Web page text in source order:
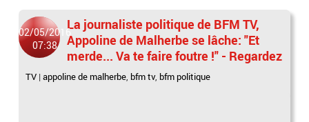
02/05/2016
07:38
La journaliste politique de BFM TV,
Appoline de Malherbe se lâche: "Et
merde... Va te faire foutre !" - Regardez
TV |appoline de malherbe, bfm tv, bfm politique